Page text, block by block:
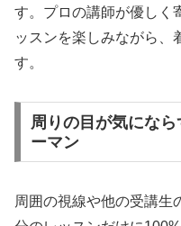
す。プロの講師が優しく
ッスンを楽しみながら、
す。
周りの目が気にな
ーマン
周囲の視線や他の受講生